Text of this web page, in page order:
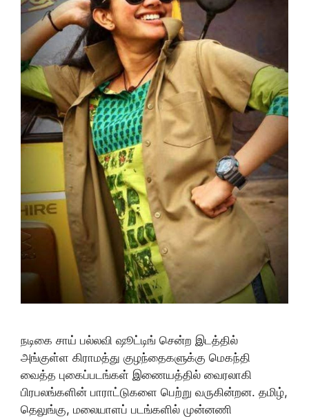
நடிகை சாய் பல்லவி ஷூட்டிங் சென்ற இடத்தில்
அங்குள்ள கிராமத்து குழந்தைகளுக்கு மெகந்தி
வைத்த புகைப்படங்கள் இணையத்தில் வைரலாகி
பிரபலங்களின் பாராட்டுகளை பெற்று வருகின்றன. தமிழ்,
தெலுங்கு, மலையாளப் படங்களில் முன்னணி